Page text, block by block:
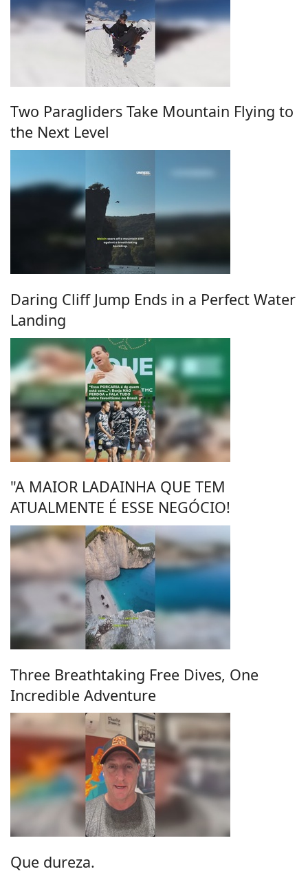
Two Paragliders Take Mountain Flying to
the Next Level
Daring Cliff Jump Ends in a Perfect Water
Landing
"A MAIOR LADAINHA QUE TEM
ATUALMENTE É ESSE NEGÓCIO!
Three Breathtaking Free Dives, One
Incredible Adventure
Que dureza.